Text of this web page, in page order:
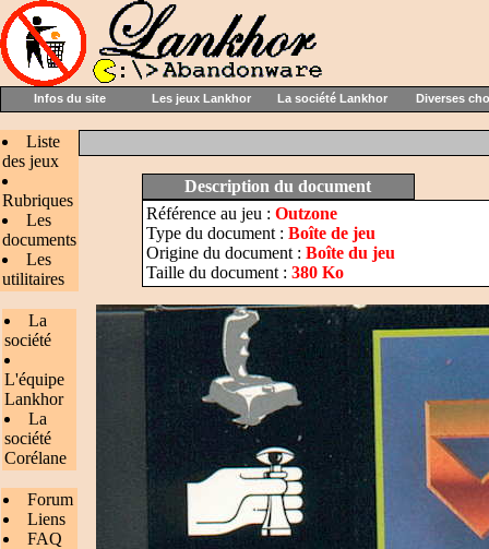
Infos du site Les jeux Lankhor La société Lankhor Diverses
Liste
des jeux
Rubriques
Les
documents
Les
utilitaires
La
société
L'équipe
Lankhor
La
société
Corélane
Forum
Liens
FAQ
Description du document
Référence au jeu : Outzone
Type du document : Boîte de jeu
Origine du document : Boîte du jeu
Taille du document : 380 Ko